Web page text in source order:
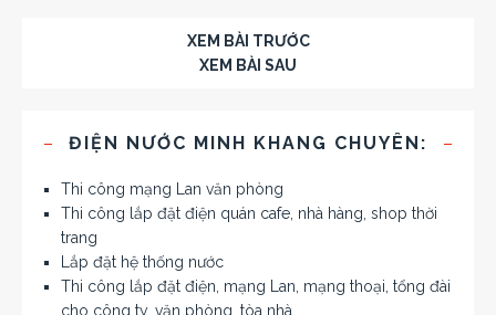
XEM BÀI TRƯỚC
XEM BÀI SAU
ĐIỆN NƯỚC MINH KHANG CHUYÊN:
Thi công mạng Lan văn phòng
Thi công lắp đặt điện quán cafe, nhà hàng, shop thời
trang
Lắp đặt hệ thống nước
Thi công lắp đặt điện, mạng Lan, mạng thoại, tổng đài
cho công ty, văn phòng, tòa nhà…